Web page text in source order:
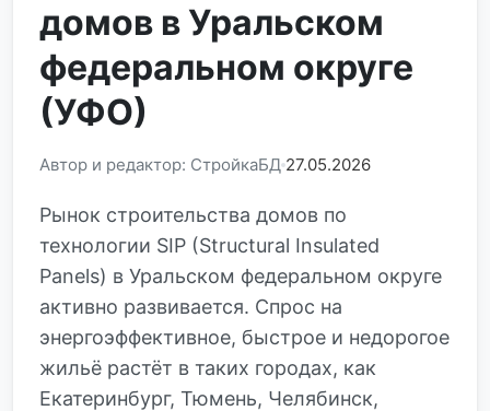
домов в Уральском
федеральном округе
(УФО)
Автор и редактор: СтройкаБД 27.05.2026
Рынок строительства домов по
технологии SIP (Structural Insulated
Panels) в Уральском федеральном округе
активно развивается. Спрос на
энергоэффективное, быстрое и недорогое
жильё растёт в таких городах, как
Екатеринбург, Тюмень, Челябинск,